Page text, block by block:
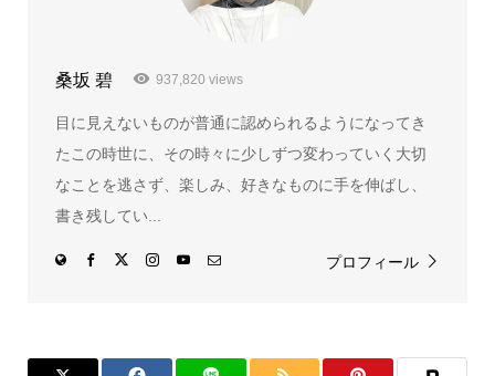
桑坂 碧 937,820 views
目に見えないものが普通に認められるようになってき
たこの時世に、その時々に少しずつ変わっていく大切
なことを逃さず、楽しみ、好きなものに手を伸ばし、
書き残してい...
プロフィール